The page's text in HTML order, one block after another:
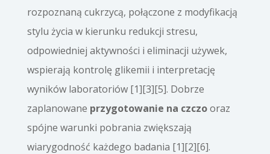
rozpoznaną cukrzycą, połączone z modyfikacją
stylu życia w kierunku redukcji stresu,
odpowiedniej aktywności i eliminacji używek,
wspierają kontrolę glikemii i interpretację
wyników laboratoriów [1][3][5]. Dobrze
zaplanowane przygotowanie na czczooraz
spójne warunki pobrania zwiększają
wiarygodność każdego badania [1][2][6].